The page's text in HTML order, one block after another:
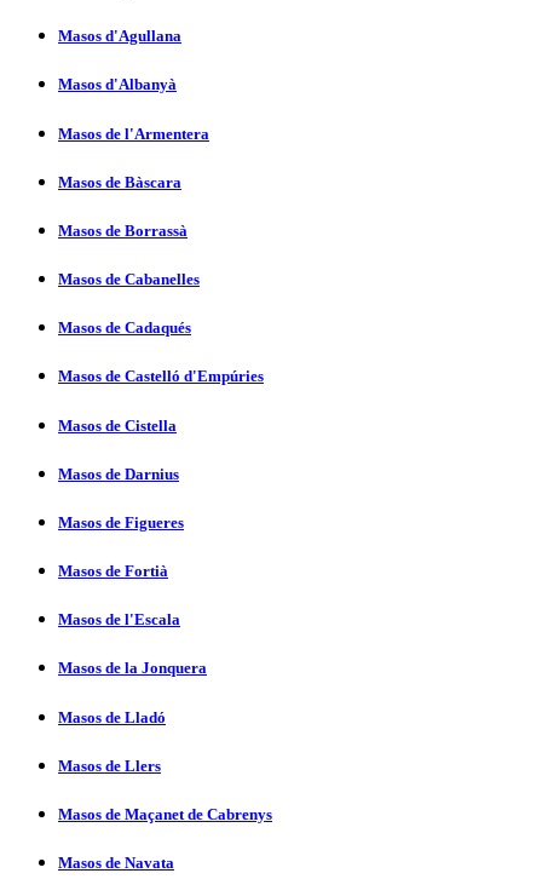
Masos d'Agullana
Masos d'Albanyà
Masos de l'Armentera
Masos de Bàscara
Masos de Borrassà
Masos de Cabanelles
Masos de Cadaqués
Masos de Castelló d'Empúries
Masos de Cistella
Masos de Darnius
Masos de Figueres
Masos de Fortià
Masos de l'Escala
Masos de la Jonquera
Masos de Lladó
Masos de Llers
Masos de Maçanet de Cabrenys
Masos de Navata